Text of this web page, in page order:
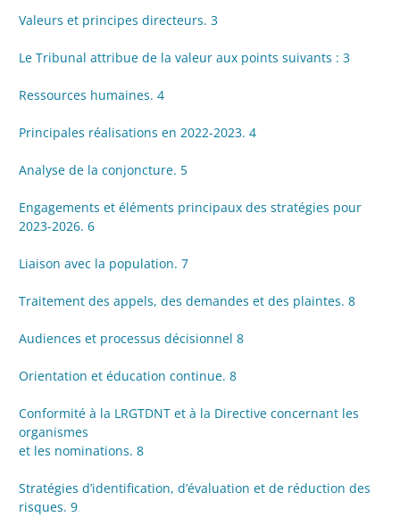
Valeurs et principes directeurs. 3
Le Tribunal attribue de la valeur aux points suivants : 3
Ressources humaines. 4
Principales réalisations en 2022-2023. 4
Analyse de la conjoncture. 5
Engagements et éléments principaux des stratégies pour
2023-2026. 6
Liaison avec la population. 7
Traitement des appels, des demandes et des plaintes. 8
Audiences et processus décisionnel 8
Orientation et éducation continue. 8
Conformité à la LRGTDNT et à la Directive concernant les
organismes
et les nominations. 8
Stratégies d’identification, d’évaluation et de réduction des
risques. 9